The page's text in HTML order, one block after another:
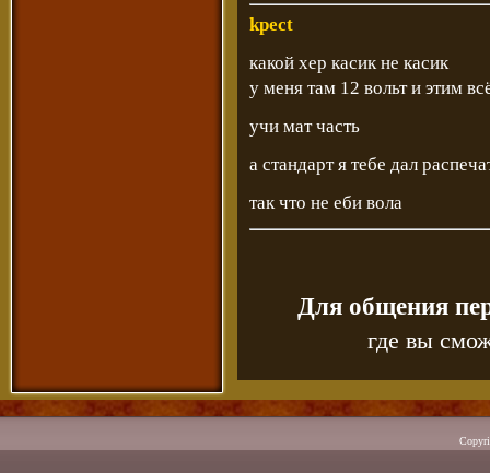
kpect
какой хер касик не касик
у меня там 12 вольт и этим
учи мат часть
а стандарт я тебе дал
так что не еби вола
Для общения
где вы